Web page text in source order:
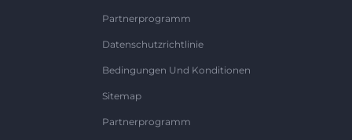
Partnerprogramm
Datenschutzrichtlinie
Bedingungen Und Konditionen
Sitemap
Partnerprogramm